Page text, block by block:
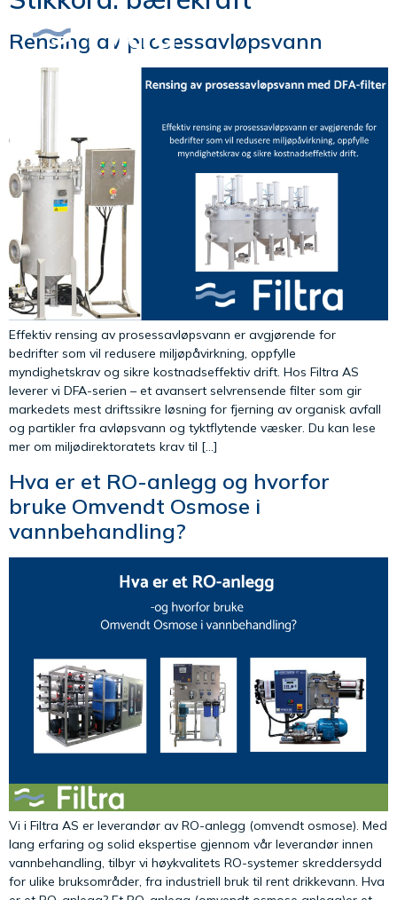
Rensing av prosessavløpsvann
Effektiv rensing av prosessavløpsvann er avgjørende for
bedrifter som vil redusere miljøpåvirkning, oppfylle
myndighetskrav og sikre kostnadseffektiv drift. Hos Filtra AS
leverer vi DFA-serien – et avansert selvrensende filter som gir
markedets mest driftssikre løsning for fjerning av organisk avfall
og partikler fra avløpsvann og tyktflytende væsker. Du kan lese
mer om miljødirektoratets krav til […]
Hva er et RO-anlegg og hvorfor
bruke Omvendt Osmose i
vannbehandling?
Vi i Filtra AS er leverandør av RO-anlegg (omvendt osmose). Med
lang erfaring og solid ekspertise gjennom vår leverandør innen
vannbehandling, tilbyr vi høykvalitets RO-systemer skreddersydd
for ulike bruksområder, fra industriell bruk til rent drikkevann. Hva